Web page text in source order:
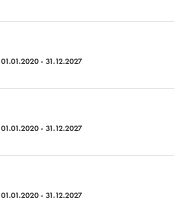
01.01.2020 - 31.12.2027
01.01.2020 - 31.12.2027
01.01.2020 - 31.12.2027